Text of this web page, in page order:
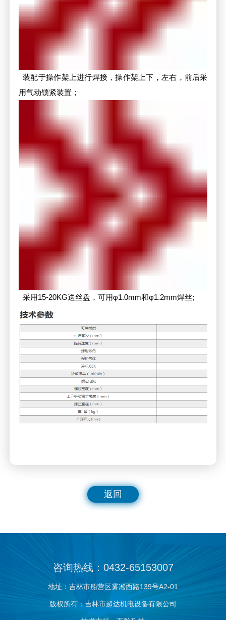
装配于操作架上进行焊接，操作架上下，左右，前后采
用气动锁紧装置；
采用15-20KG送丝盘，可用φ1.0mm和φ1.2mm焊丝;
返回
咨询热线：0432-65153007
地址：吉林市船营区雾凇西路139号A2-01
版权所有：吉林市超达机电设备有限公司